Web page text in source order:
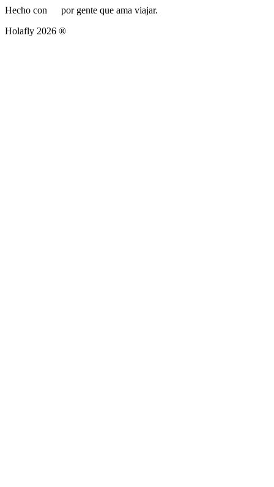
Hecho con
por gente que ama viajar.
Holafly 2026 ®